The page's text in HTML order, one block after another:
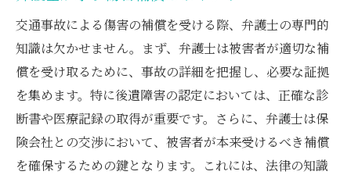
交通事故による傷害の補償を受ける際、弁護士の専門的
知識は欠かせません。まず、弁護士は被害者が適切な補
償を受け取るために、事故の詳細を把握し、必要な証拠
を集めます。特に後遺障害の認定においては、正確な診
断書や医療記録の取得が重要です。さらに、弁護士は保
険会社との交渉において、被害者が本来受けるべき補償
を確保するための鍵となります。これには、法律の知識